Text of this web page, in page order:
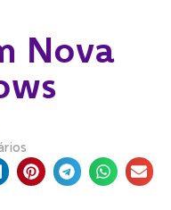
Nova